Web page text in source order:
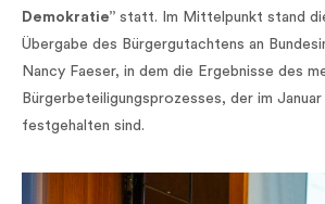
Demokratie” statt. Im Mittelpunkt stand
Übergabe des Bürgergutachtens an
Nancy Faeser, in dem die Ergebnisse des
Bürgerbeteiligungsprozesses, der im
festgehalten sind.